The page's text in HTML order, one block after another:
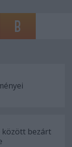
között bezárt